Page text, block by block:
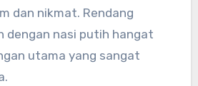
dan nikmat. Rendang
dengan nasi putih hangat
utama yang sangat